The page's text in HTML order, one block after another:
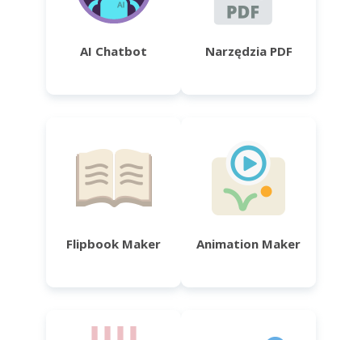
AI Chatbot Narzędzia PDF
Flipbook Maker Animation Maker